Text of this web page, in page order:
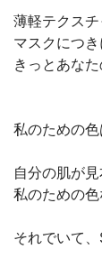
薄軽テクス
マスクにつ
きっとあな
私のための色
自分の肌が
私のための色
それでいて